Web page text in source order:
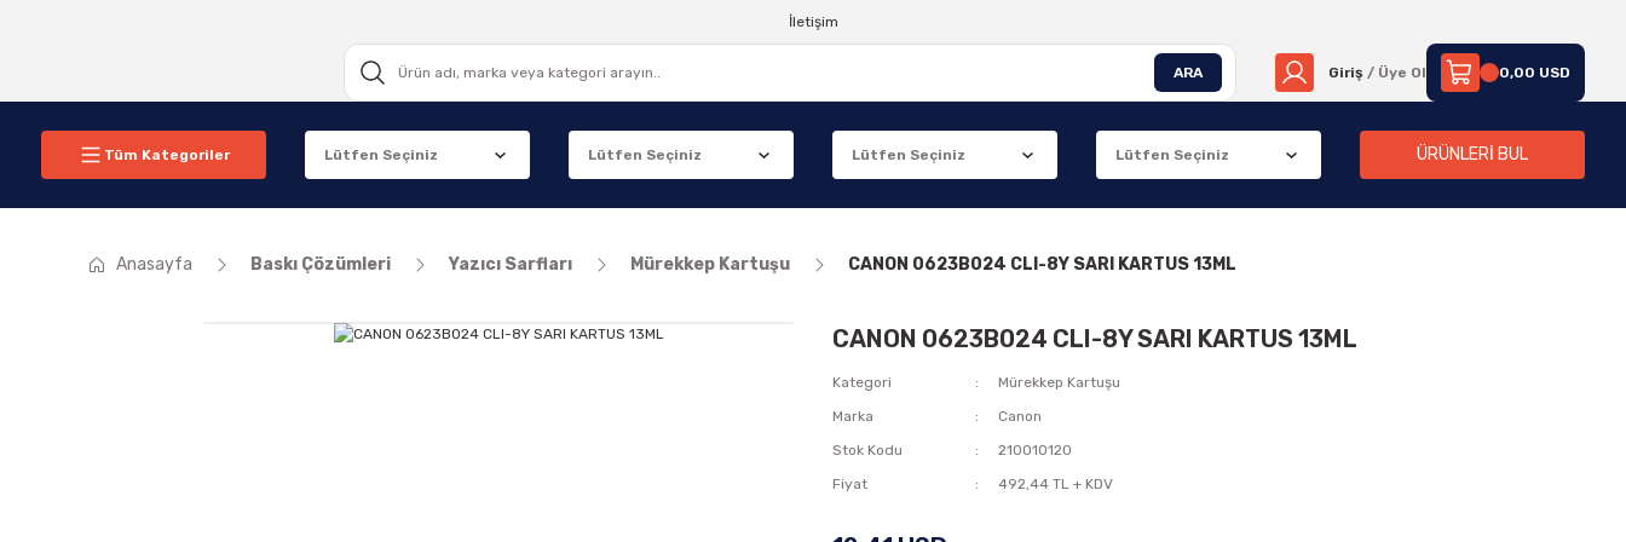
İletişim
ARA Giriş / Üye Ol 0,00 USD
Tüm Kategoriler ÜRÜNLERİ BUL
Anasayfa Baskı Çözümleri Yazıcı Sarfları Mürekkep Kartuşu CANON 0623B024 CLI-8Y SARI KARTUS 13ML
CANON 0623B024 CLI-8Y SARI KARTUS 13ML
Kategori
Mürekkep Kartuşu
Marka
Canon
Stok Kodu
210010120
Fiyat
492,44 TL + KDV